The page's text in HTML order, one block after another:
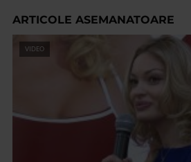
ARTICOLE ASEMANATOARE
VIDEO